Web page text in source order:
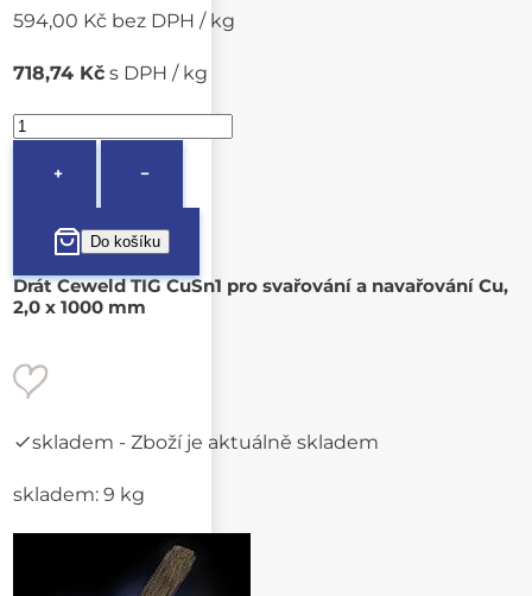
594,00 Kč bez DPH / kg
718,74 Kč s DPH / kg
+ −
Drát Ceweld TIG CuSn1 pro svařování a navařování Cu,
2,0 x 1000 mm
skladem - Zboží je aktuálně skladem
skladem: 9 kg